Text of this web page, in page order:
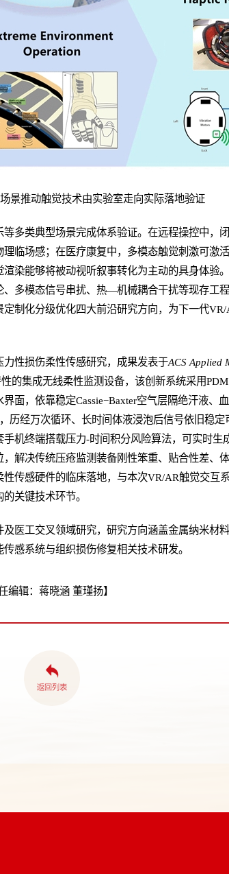
景推动触觉技术由实验室走向实际落地验证
多类典型场景完成体系验证。在远程操控中，
临场感；在医疗康复中，多模态触觉刺激可激
染能够将被动视听叙事转化为主动的具身体验
多模态信号串扰、热—机械耦合干扰等现存工
制化分级优化四大前沿研究方向，为下一代
性损伤柔性传感研究，成果发表于ACS Applied
的集成无线柔性监测设备，该创新系统采用
面，依靠稳定Cassie−Baxter空气层隔绝汗液、
历经万次循环、长时间体液浸泡后信号依旧稳
机终端搭载压力-时间积分风险算法，可实时生
解决传统压疮监测装备刚性笨重、贴合性差、
传感硬件的临床落地，与本次VR/AR触觉交互
关键技术环节。
医工交叉领域研究，研究方向涵盖金属纳米材
感系统与组织损伤修复相关技术研发。
辑：蒋晓涵 董瑾扬】